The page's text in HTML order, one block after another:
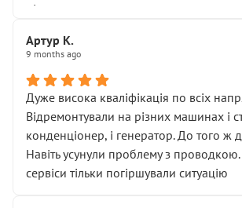
підсумку.
Артур К.
9 months ago
Дуже висока кваліфікація по всіх
Відремонтували на різних машинах і
конденціонер, і генератор. До того ж
Навіть усунули проблему з проводкою.
сервіси тільки погіршували ситуацію